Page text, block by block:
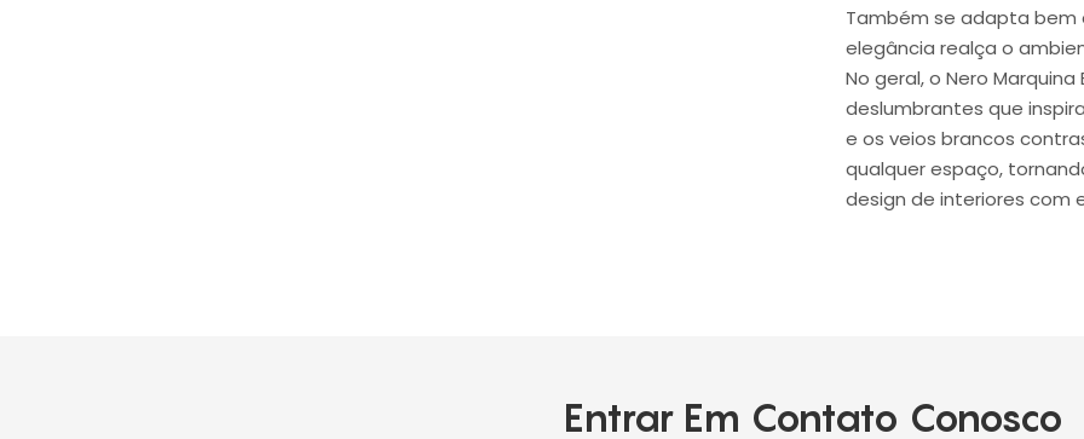
Também se adapta bem
elegância realça o
No geral, o Nero
deslumbrantes que
e os veios brancos
qualquer espaço,
design de interiores com
Entrar Em Contato Conosco